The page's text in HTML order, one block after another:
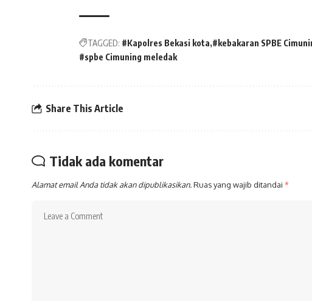
TAGGED: #Kapolres Bekasi kota #kebakaran SPBE
#spbe Cimuning meledak
Share This Article
Tidak ada komentar
Alamat email Anda tidak akan dipublikasikan.Ruas yang wajib ditandai *